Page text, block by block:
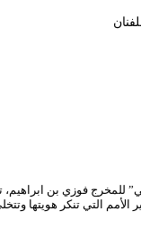
للمخرج فوزي بن
التي تنكر هويتها